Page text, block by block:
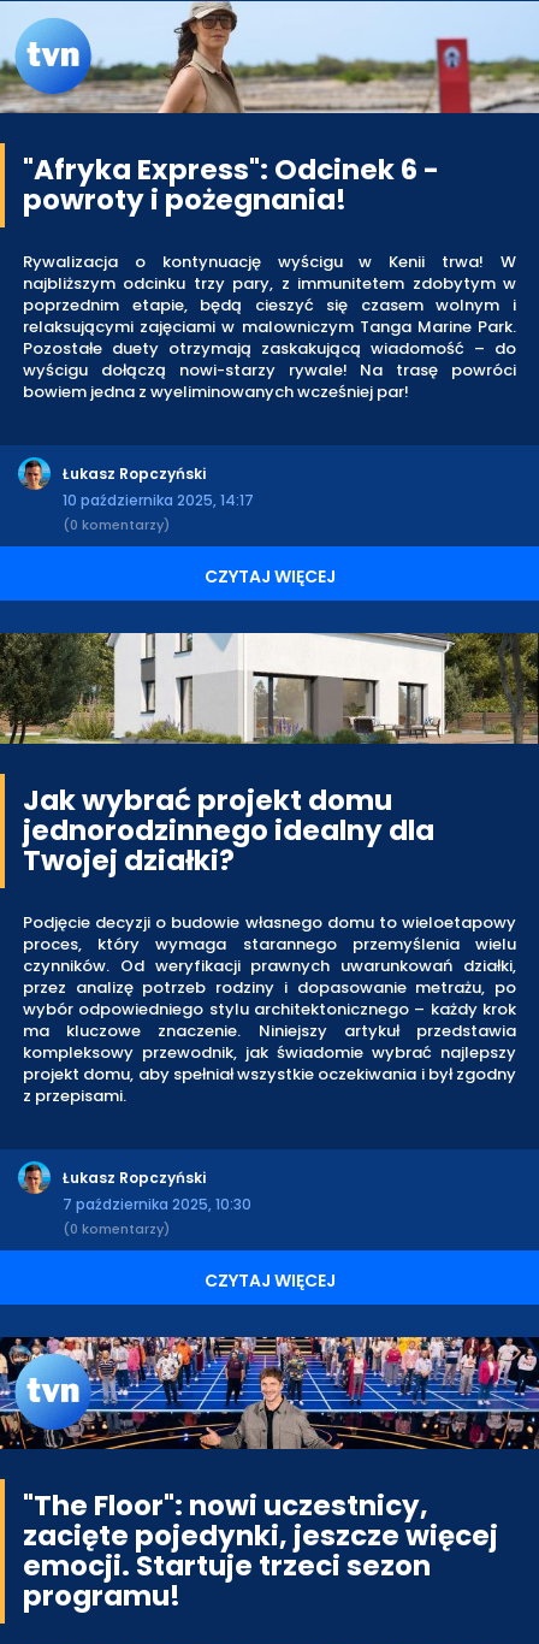
"Afryka Express": Odcinek 6 -
powroty i pożegnania!
Rywalizacja o kontynuację wyścigu w Kenii trwa! W
najbliższym odcinku trzy pary, z immunitetem zdobytym w
poprzednim etapie, będą cieszyć się czasem wolnym i
relaksującymi zajęciami w malowniczym Tanga Marine Park.
Pozostałe duety otrzymają zaskakującą wiadomość – do
wyścigu dołączą nowi-starzy rywale! Na trasę powróci
bowiem jedna z wyeliminowanych wcześniej par!
Łukasz Ropczyński
10 października 2025, 14:17
(0 komentarzy)
CZYTAJ WIĘCEJ
Jak wybrać projekt domu
jednorodzinnego idealny dla
Twojej działki?
Podjęcie decyzji o budowie własnego domu to wieloetapowy
proces, który wymaga starannego przemyślenia wielu
czynników. Od weryfikacji prawnych uwarunkowań działki,
przez analizę potrzeb rodziny i dopasowanie metrażu, po
wybór odpowiedniego stylu architektonicznego – każdy krok
ma kluczowe znaczenie. Niniejszy artykuł przedstawia
kompleksowy przewodnik, jak świadomie wybrać najlepszy
projekt domu, aby spełniał wszystkie oczekiwania i był zgodny
z przepisami.
Łukasz Ropczyński
7 października 2025, 10:30
(0 komentarzy)
CZYTAJ WIĘCEJ
"The Floor": nowi uczestnicy,
zacięte pojedynki, jeszcze więcej
emocji. Startuje trzeci sezon
programu!